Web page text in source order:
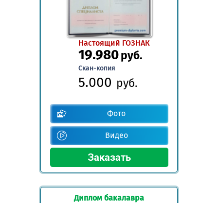
Настоящий ГОЗНАК
19.980руб.
Скан-копия
5.000 руб.
Фото
Видео
Диплом бакалавра